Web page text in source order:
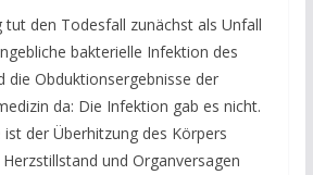
tut den Todesfall zunächst als Unfall
bakterielle Infektion des
die Obduktionsergebnisse der
da: Die Infektion gab es nicht.
der Überhitzung des Körpers
und Organversagen